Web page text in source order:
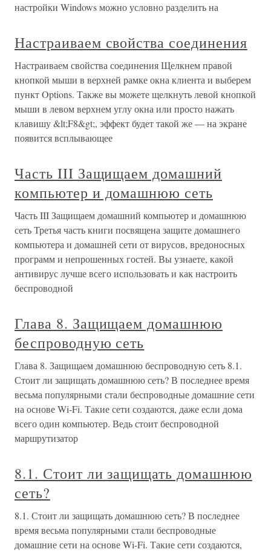
настройки Windows можно условно разделить на
Настраиваем свойства соединения
Настраиваем свойства соединения Щелкнем правой
кнопкой мыши в верхней рамке окна клиента и выберем
пункт Options. Также вы можете щелкнуть левой кнопкой
мыши в левом верхнем углу окна или просто нажать
клавишу &lt;F8&gt;, эффект будет такой же — на экране
появится всплывающее
Часть III Защищаем домашний
компьютер и домашнюю сеть
Часть III Защищаем домашний компьютер и домашнюю
сеть Третья часть книги посвящена защите домашнего
компьютера и домашней сети от вирусов, вредоносных
программ и непрошенных гостей. Вы узнаете, какой
антивирус лучше всего использовать и как настроить
беспроводной
Глава 8. Защищаем домашнюю
беспроводную сеть
Глава 8. Защищаем домашнюю беспроводную сеть 8.1.
Стоит ли защищать домашнюю сеть? В последнее время
весьма популярными стали беспроводные домашние сети
на основе Wi-Fi. Такие сети создаются, даже если дома
всего один компьютер. Ведь стоит беспроводной
маршрутизатор
8.1. Стоит ли защищать домашнюю
сеть?
8.1. Стоит ли защищать домашнюю сеть? В последнее
время весьма популярными стали беспроводные
домашние сети на основе Wi-Fi. Такие сети создаются,